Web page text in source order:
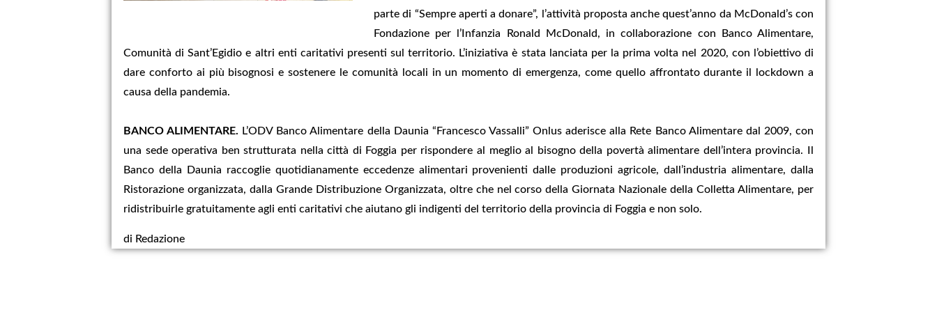
parte di “Sempre aperti a donare”, l’attività proposta anche quest’anno da McDonald’s con
Fondazione per l’Infanzia Ronald McDonald, in collaborazione con Banco Alimentare,
Comunità di Sant’Egidio e altri enti caritativi presenti sul territorio. L’iniziativa è stata lanciata per la prima volta nel 2020, con l’obiettivo di
dare conforto ai più bisognosi e sostenere le comunità locali in un momento di emergenza, come quello affrontato durante il lockdown a
causa della pandemia.
BANCO ALIMENTARE. L’ODV Banco Alimentare della Daunia “Francesco Vassalli” Onlus aderisce alla Rete Banco Alimentare dal 2009, con
una sede operativa ben strutturata nella città di Foggia per rispondere al meglio al bisogno della povertà alimentare dell’intera provincia. Il
Banco della Daunia raccoglie quotidianamente eccedenze alimentari provenienti dalle produzioni agricole, dall’industria alimentare, dalla
Ristorazione organizzata, dalla Grande Distribuzione Organizzata, oltre che nel corso della Giornata Nazionale della Colletta Alimentare, per
ridistribuirle gratuitamente agli enti caritativi che aiutano gli indigenti del territorio della provincia di Foggia e non solo.
di Redazione